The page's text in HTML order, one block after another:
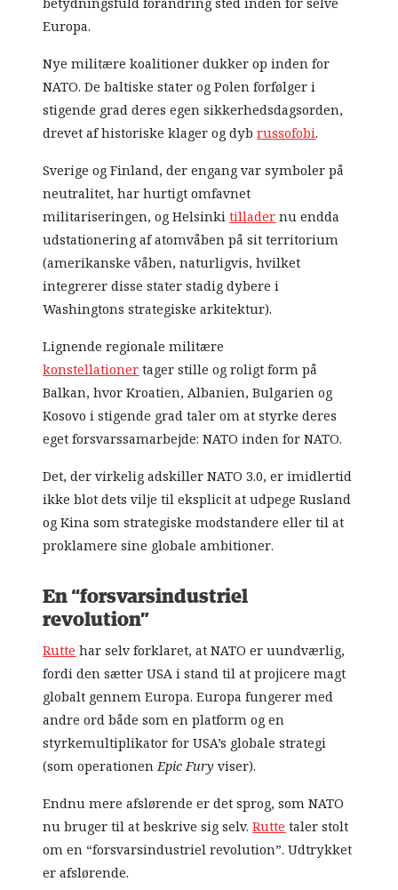
Europa.
Nye militære koalitioner dukker op inden for
NATO. De baltiske stater og Polen forfølger i
stigende grad deres egen sikkerhedsdagsorden,
drevet af historiske klager og dybrussofobi.
Sverige og Finland, der engang var symboler på
neutralitet, har hurtigt omfavnet
militariseringen, og Helsinkitilladernu endda
udstationering af atomvåben på sit territorium
(amerikanske våben, naturligvis, hvilket
integrerer disse stater stadig dybere i
Washingtons strategiske arkitektur).
Lignende regionale militære
konstellationertager stille og roligt form på
Balkan, hvor Kroatien, Albanien, Bulgarien og
Kosovo i stigende grad taler om at styrke deres
eget forsvarssamarbejde: NATO inden for NATO.
Det, der virkelig adskiller NATO 3.0, er imidlertid
ikke blot dets vilje til eksplicit at udpege Rusland
og Kina som strategiske modstandere eller til at
proklamere sine globale ambitioner.
En “forsvarsindustriel
revolution”
Rutte har selv forklaret, at NATO er uundværlig,
fordi den sætter USA i stand til at projicere magt
globalt gennem Europa. Europa fungerer med
andre ord både som en platform og en
styrkemultiplikator for USA’s globale strategi
(som operationenEpic Furyviser).
Endnu mere afslørende er det sprog, som NATO
nu bruger til at beskrive sig selv.Rutte taler stolt
om en “forsvarsindustriel revolution”. Udtrykket
er afslørende.